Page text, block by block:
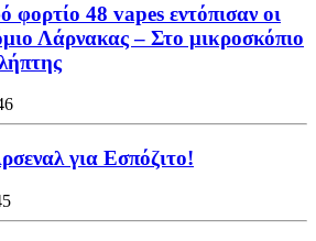
φορτίο 48 vapes εντόπισαν οι
Λάρνακας – Στο μικροσκόπιο
για Εσπόζιτο!